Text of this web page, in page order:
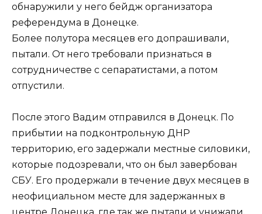
обнаружили у него бейдж организатора
референдума в Донецке.
Более полутора месяцев его допрашивали,
пытали. От него требовали признаться в
сотрудничестве с сепаратистами, а потом
отпустили.
После этого Вадим отправился в Донецк. По
прибытии на подконтрольную ДНР
территорию, его задержали местные силовики,
которые подозревали, что он был завербован
СБУ. Его продержали в течение двух месяцев в
неофициальном месте для задержанных в